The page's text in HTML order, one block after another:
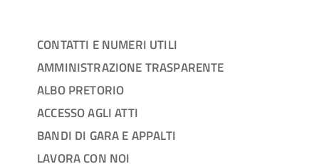
CONTATTI E NUMERI UTILI
AMMINISTRAZIONE TRASPARENTE
ALBO PRETORIO
ACCESSO AGLI ATTI
BANDI DI GARA E APPALTI
LAVORA CON NOI